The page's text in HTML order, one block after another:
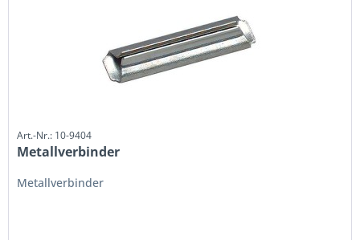
Art.-Nr.: 10-9404
Metallverbinder
Metallverbinder